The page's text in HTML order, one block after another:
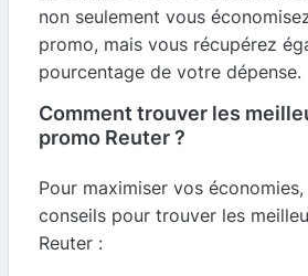
non seulement vous
promo, mais vous récupérez
pourcentage de votre dépense.
Comment trouver les
promo Reuter ?
Pour maximiser vos
conseils pour trouver les
Reuter :